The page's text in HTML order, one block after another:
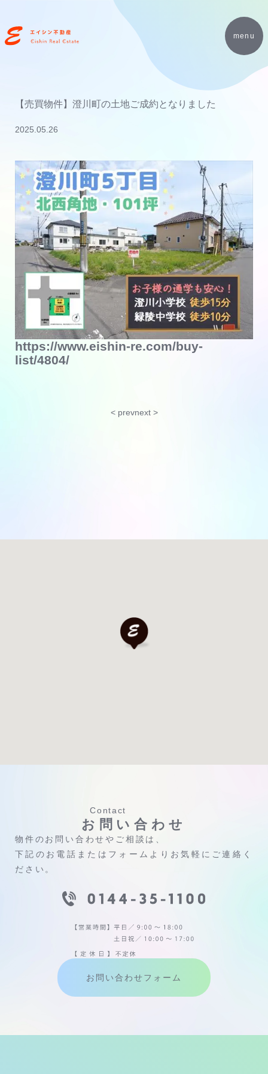
menu
【売買物件】澄川町の土地ご成約となりました
2025.05.26
https://www.eishin-re.com/buy-
list/4804/
< prevnext >
Contact
お問い合わせ
物件のお問い合わせやご相談は、
下記のお電話またはフォームよりお気軽にご連絡く
ださい。
お問い合わせフォーム